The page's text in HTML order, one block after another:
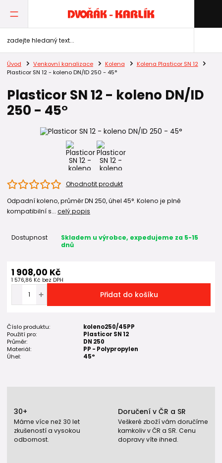
Úvod Venkovní kanalizace Kolena
Kolena Plasticor SN 12
Plasticor SN 12 - koleno DN/ID 250 - 45°
Plasticor SN 12 - koleno DN/ID
250 - 45°
Ohodnotit produkt
Odpadní koleno, průměr DN 250, úhel 45°. Koleno je plně
kompatibilní s... celý popis
Dostupnost
Skladem u výrobce, expedujeme za 5-15
dnů
1 908,00 Kč
1 576,86 Kč bez DPH
Přidat do košíku
Číslo produktu:
koleno250/45PP
Použití pro:
Plasticor SN 12
Průměr:
DN 250
Materiál:
PP - Polypropylen
Úhel:
45°
30+
Máme více než 30 let
zkušeností a vysokou
odbornost.
Doručení v ČR a SR
Veškeré zboží vám doručíme
kamkoliv v ČR a SR. Cenu
dopravy víte ihned.